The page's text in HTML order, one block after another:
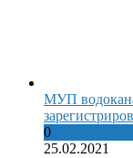
МУП
0
25.02.2021